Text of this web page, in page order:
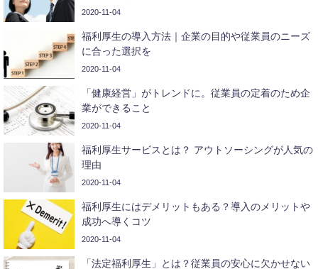
2020-11-04
福利厚生の導入方法｜企業の目的や従業員のニーズ
に合った選択を
2020-11-04
「健康経営」がトレンドに。従業員の定着のため企
業ができること
2020-11-04
福利厚生サービスとは？ アウトソーシングが人気の
理由
2020-11-04
福利厚生にはデメリットもある？導入のメリットや
成功へ導くコツ
2020-11-04
「法定福利厚生」とは？従業員の安心に欠かせない